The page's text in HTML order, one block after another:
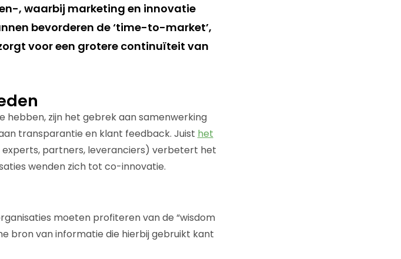
, waarbij marketing en innovatie
bevorderen de ‘time-to-market’,
voor een grotere continuïteit van
hebben, zijn het gebrek aan samenwerking
transparantie en klant feedback. Juist het
experts, partners, leveranciers) verbetert het
wenden zich tot co-innovatie.
moeten profiteren van de “wisdom
bron van informatie die hierbij gebruikt kant